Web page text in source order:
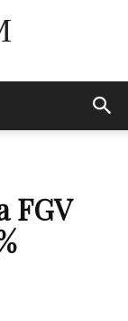
FGV